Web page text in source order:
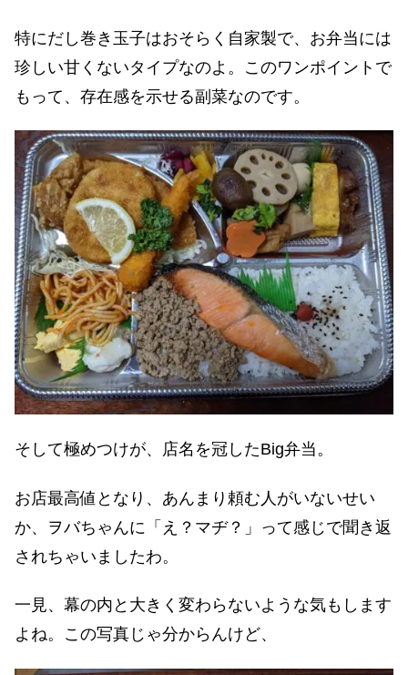
特にだし巻き玉子はおそらく自家製で、お弁当には
珍しい甘くないタイプなのよ。このワンポイントで
もって、存在感を示せる副菜なのです。
そして極めつけが、店名を冠したBig弁当。
お店最高値となり、あんまり頼む人がいないせい
か、ヲバちゃんに「え？マヂ？」って感じで聞き返
されちゃいましたわ。
一見、幕の内と大きく変わらないような気もします
よね。この写真じゃ分からんけど、